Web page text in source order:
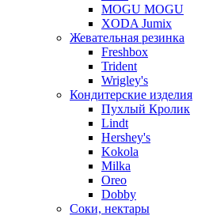
MOGU MOGU
XODA Jumix
Жевательная резинка
Freshbox
Trident
Wrigley's
Кондитерские изделия
Пухлый Кролик
Lindt
Hershey's
Kokola
Milka
Oreo
Dobby
Соки, нектары